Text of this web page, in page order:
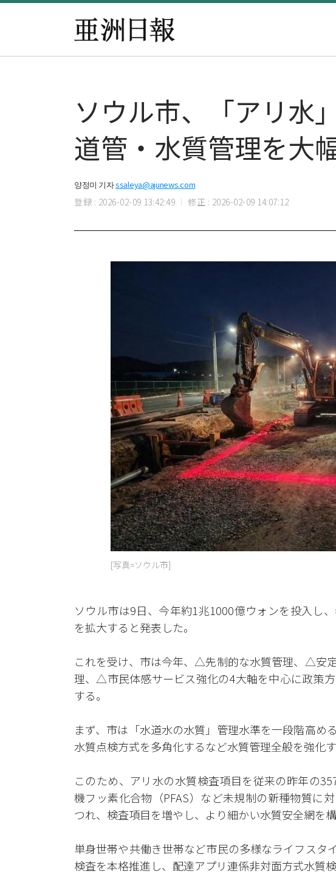
ソウル市、「アリ水
道管・水質管理を大
양정미 기자ssaleya@ajunews.com
登録 : 2026-02-09 13:42:49 修正 : 2026-02-09 14:07:12
[写真=ソウル市]
ソウル市は9日、今年約1兆1000億ウォンを投入し
を拡大すると発表した。
これを受け、市は今年、△先制的な水質管理、△安
理、△市民体感サービス強化の4大軸を中心に政策
する。
まず、市は「水道水の水質」管理水準を一段階高め
水質点検方式を多角化するなど水質管理全般を強化す
このため、アリ水の水質検査項目を従来の昨年の
機フッ素化合物（PFAS）など未規制の新種物質に
つれ、検査項目を増やし、より細かい水質安全網を構
単身世帯や共働き世帯など市民の多様なライフスタ
検査を本格推進し、配達アプリ連係非対面方式水質